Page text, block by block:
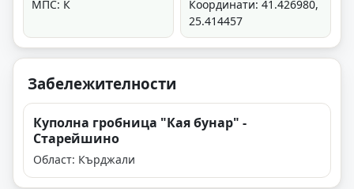
МПС: К
Координати: 41.426980,
25.414457
Забележителности
Куполна гробница "Кая бунар" -
Старейшино
Област: Кърджали